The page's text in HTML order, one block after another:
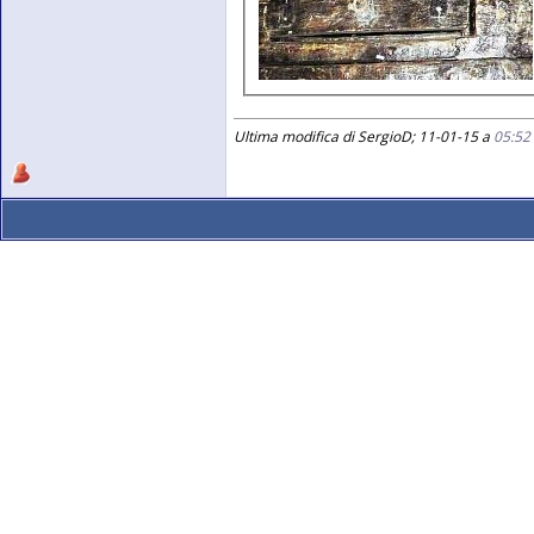
Ultima modifica di SergioD; 11-01-15 a 05:52